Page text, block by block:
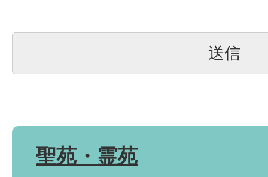
聖苑・霊苑